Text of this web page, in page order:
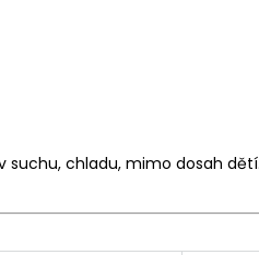
suchu, chladu, mimo dosah dětí.